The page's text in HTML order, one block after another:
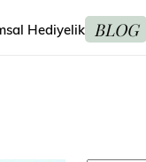
Hediyelik BLOG